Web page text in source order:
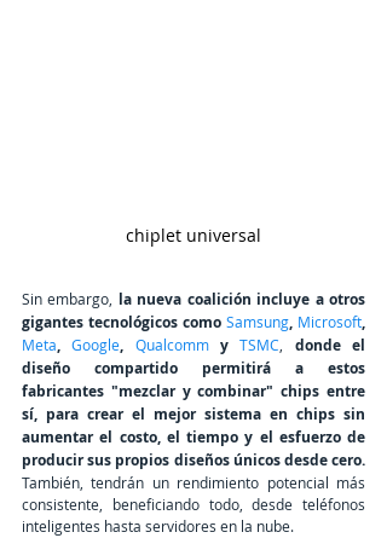
chiplet universal
Sin embargo, la nueva coalición incluye a otros
gigantes tecnológicos como Samsung, Microsoft
Meta, Google, Qualcomm y TSMC, donde el
diseño compartido permitirá a estos
fabricantes "mezclar y combinar" chips entre
sí, para crear el mejor sistema en chips sin
aumentar el costo, el tiempo y el esfuerzo de
producir sus propios diseños únicos desde cero.
También, tendrán un rendimiento potencial más
consistente, beneficiando todo, desde teléfonos
inteligentes hasta servidores en la nube.